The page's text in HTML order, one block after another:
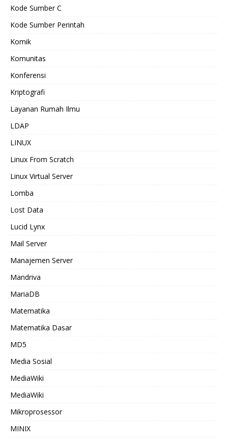
Kode Sumber C
Kode Sumber Perintah
Komik
Komunitas
Konferensi
Kriptografi
Layanan Rumah Ilmu
LDAP
LINUX
Linux From Scratch
Linux Virtual Server
Lomba
Lost Data
Lucid Lynx
Mail Server
Manajemen Server
Mandriva
MariaDB
Matematika
Matematika Dasar
MD5
Media Sosial
MediaWiki
MediaWiki
Mikroprosessor
MINIX